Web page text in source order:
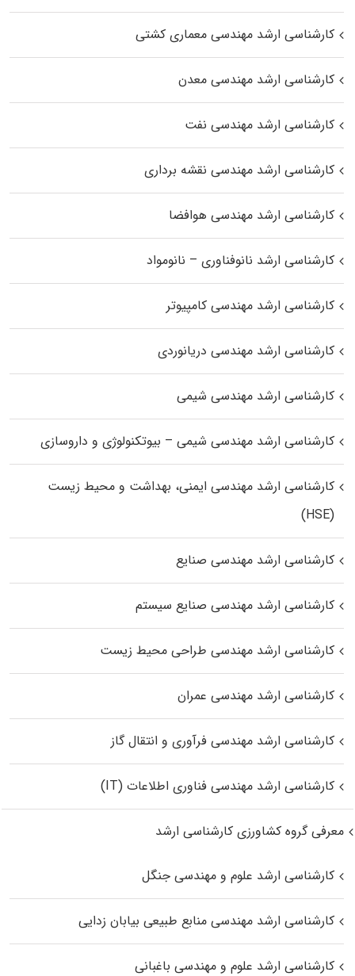
کارشناسی ارشد مهندسی معماری کشتی
کارشناسی ارشد مهندسی معدن
کارشناسی ارشد مهندسی نفت
کارشناسی ارشد مهندسی نقشه برداری
کارشناسی ارشد مهندسی هوافضا
کارشناسی ارشد نانوفناوری – نانومواد
کارشناسی ارشد مهندسی کامپیوتر
کارشناسی ارشد مهندسی دریانوردی
کارشناسی ارشد مهندسی شیمی
کارشناسی ارشد مهندسی شیمی – بیوتکنولوژی و داروسازی
کارشناسی ارشد مهندسی ایمنی، بهداشت و محیط زیست
(HSE)
کارشناسی ارشد مهندسی صنایع
کارشناسی ارشد مهندسی صنایع سیستم
کارشناسی ارشد مهندسی طراحی محیط زیست
کارشناسی ارشد مهندسی عمران
کارشناسی ارشد مهندسی فرآوری و انتقال گاز
کارشناسی ارشد مهندسی فناوری اطلاعات (IT)
معرفی گروه کشاورزی کارشناسی ارشد
کارشناسی ارشد علوم و مهندسی جنگل
کارشناسی ارشد مهندسی منابع طبیعی بیابان زدایی
کارشناسی ارشد علوم و مهندسی باغبانی